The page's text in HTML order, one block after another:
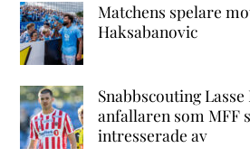
Matchens spelare
Haksabanovic
Snabbscouting
anfallaren som MFF
intresserade av